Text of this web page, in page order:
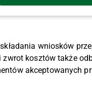
obejmują każde
wniosków
zwrot kosztów także
akceptowanych